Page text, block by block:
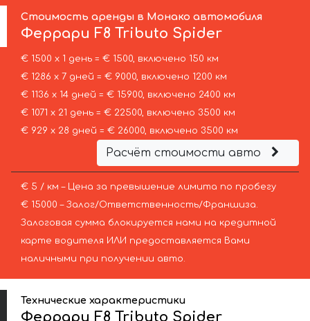
Стоимость аренды в Монако автомобиля
Феррари F8 Tributo Spider
€ 1500 х 1 день = € 1500, включено 150 км
€ 1286 х 7 дней = € 9000, включено 1200 км
€ 1136 х 14 дней = € 15900, включено 2400 км
€ 1071 х 21 день = € 22500, включено 3500 км
€ 929 х 28 дней = € 26000, включено 3500 км
Расчёт стоимости авто
€ 5 / км – Цена за превышение лимита по пробегу
€ 15000 – Залог/Ответственность/Франшиза.
Залоговая сумма блокируется нами на кредитной
карте водителя ИЛИ предоставляется Вами
наличными при получении авто.
Технические характеристики
Феррари F8 Tributo Spider